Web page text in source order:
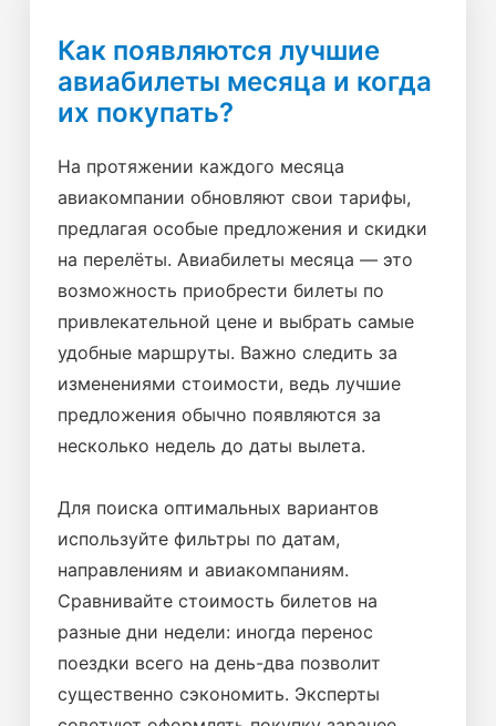
Как появляются лучшие
авиабилеты месяца и когда
их покупать?
На протяжении каждого месяца
авиакомпании обновляют свои тарифы,
предлагая особые предложения и скидки
на перелёты. Авиабилеты месяца — это
возможность приобрести билеты по
привлекательной цене и выбрать самые
удобные маршруты. Важно следить за
изменениями стоимости, ведь лучшие
предложения обычно появляются за
несколько недель до даты вылета.
Для поиска оптимальных вариантов
используйте фильтры по датам,
направлениям и авиакомпаниям.
Сравнивайте стоимость билетов на
разные дни недели: иногда перенос
поездки всего на день-два позволит
существенно сэкономить. Эксперты